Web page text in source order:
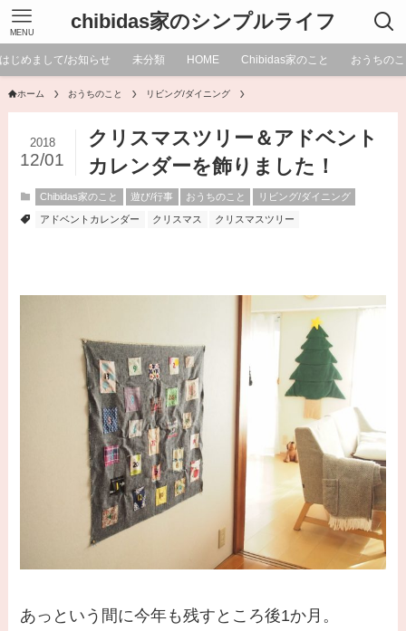
chibidas家のシンプルライフ
MENU
はじめまして/お知らせ 未分類 HOME Chibidas家のこと おうちの
ホーム おうちのこと リビング/ダイニング
クリスマスツリー＆アドベント
カレンダーを飾りました！
2018
12/01
Chibidas家のこと 遊び/行事 おうちのこと リビング/ダイニング
アドベントカレンダー クリスマス クリスマスツリー
あっという間に今年も残すところ後1か月。